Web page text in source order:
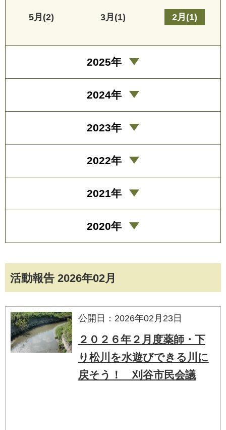
活動報告 2026年02月
公開日：2026年02月23日
２０２６年２月度薬師・下
り松川を水遊びできる川に
戻そう！ 刈谷市民会議
5月(2) 3月(1) 2月(1)
2025年
2024年
2023年
2022年
2021年
2020年